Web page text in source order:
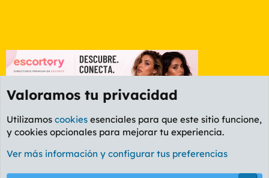
Foro Ocio y Cultura
Cookies
PL OLDSTYLE AMARILLO
Valoramos tu privacidad
Utilizamos cookies esenciales para que este sitio funcione,
y cookies opcionales para mejorar tu experiencia.
Ver más información y configurar tus preferencias